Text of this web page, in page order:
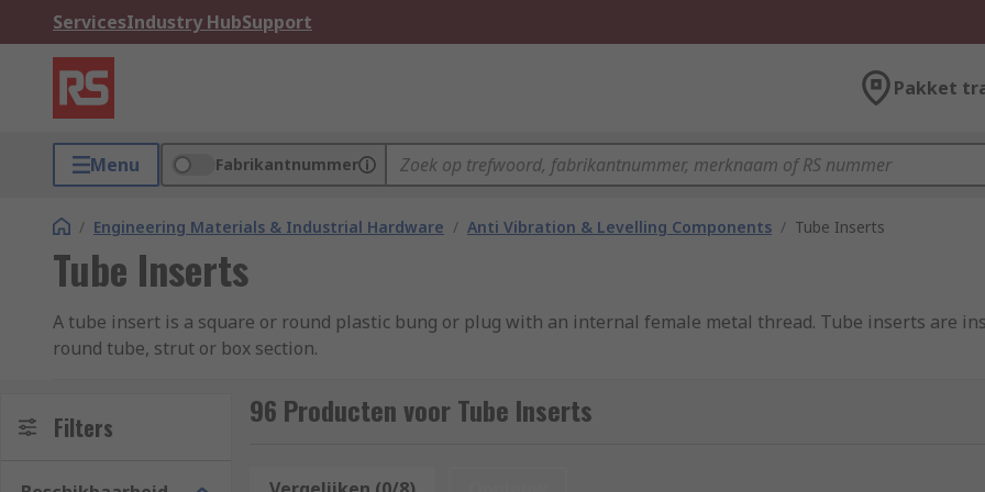
ServicesIndustry HubSupport
Pakket
Menu Fabrikantnummer
/ Engineering Materials & Industrial Hardware / Anti Vibration & Levelling Components / Tube Inserts
Tube Inserts
A tube insert is a square or round plastic bung or plug with an internal female metal thread. Tube inserts are
round tube, strut or box section.
What do tube inserts do?
These type of inserts fit snugly into the end of the tube and ensure the foot or castor is held in place securely.
Filters 96 Producten voor Tube Inserts